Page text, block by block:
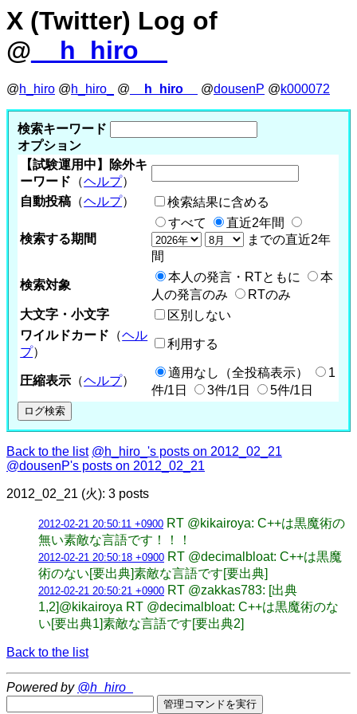
X (Twitter) Log of
@ __h_hiro__
@h_hiro @h_hiro_ @ __h_hiro__ @dousenP @k000072
検索キーワード
オプション
【試験運用中】除外キ
ーワード （ヘルプ）
自動投稿 （ヘルプ） 検索結果に含める
検索する期間
すべて
直近2年間
までの直近2年
間
検索対象
本人の発言・RTともに
本
人の発言のみ
RTのみ
大文字・小文字
区別しない
ワイルドカード （ヘル
プ）
利用する
圧縮表示 （ヘルプ）
適用なし（全投稿表示）
1
件/1日
3件/1日 5件/1日
Back to the list @h_hiro_'s posts on 2012_02_21
@dousenP's posts on 2012_02_21
2012_02_21 (火): 3 posts
2012-02-21 20:50:11 +0900 RT @kikairoya: C++は黒魔術の
無い素敵な言語です！！！
2012-02-21 20:50:18 +0900 RT @decimalbloat: C++は黒魔
術のない[要出典]素敵な言語です[要出典]
2012-02-21 20:50:21 +0900 RT @zakkas783: [出典
1,2]@kikairoya RT @decimalbloat: C++は黒魔術のな
い[要出典1]素敵な言語です[要出典2]
Back to the list
Powered by @h_hiro_